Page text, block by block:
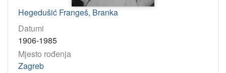
Hegedušić Frangeš, Branka
Datumi
1906-1985
Mjesto rođenja
Zagreb